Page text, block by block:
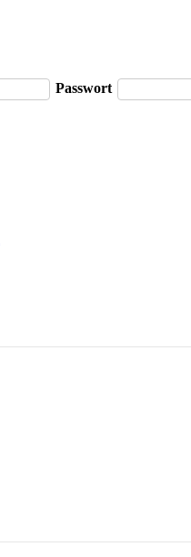
Passwort